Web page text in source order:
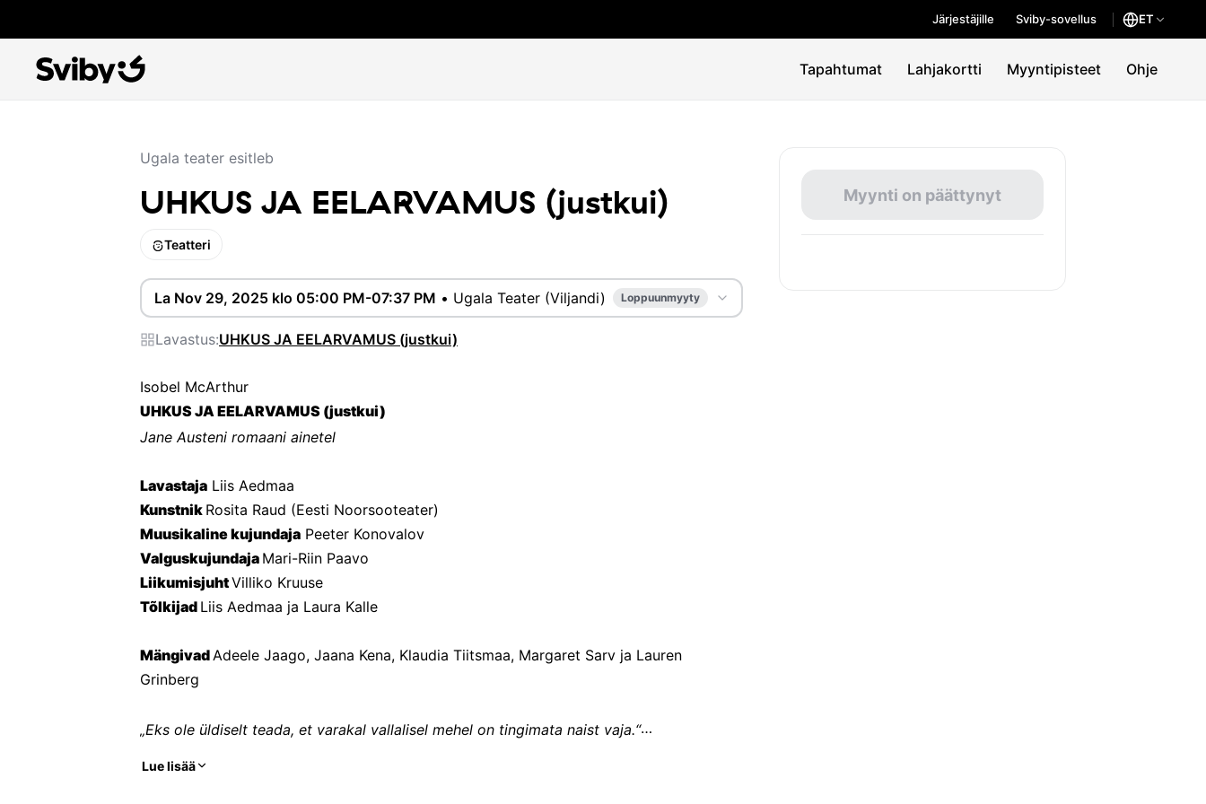
Järjestäjille Sviby-sovellus ET
Tapahtumat Lahjakortti Myyntipisteet Ohje
Ugala teater esitleb
UHKUS JA EELARVAMUS (justkui)
Teatteri
La Nov 29, 2025 klo 05:00 PM-07:37 PM • Ugala Teater (Viljandi) Loppuunmyyty
Lavastus:UHKUS JA EELARVAMUS (justkui)
Isobel McArthur
UHKUS JA EELARVAMUS (justkui)
Jane Austeni romaani ainetel
Lavastaja Liis Aedmaa
Kunstnik Rosita Raud (Eesti Noorsooteater)
Muusikaline kujundaja Peeter Konovalov
Valguskujundaja Mari-Riin Paavo
Liikumisjuht Villiko Kruuse
Tõlkijad Liis Aedmaa ja Laura Kalle
Mängivad Adeele Jaago, Jaana Kena, Klaudia Tiitsmaa, Margaret Sarv ja Lauren
Grinberg
„Eks ole üldiselt teada, et varakal vallalisel mehel on tingimata naist vaja.“
Lue lisää
Myynti on päättynyt